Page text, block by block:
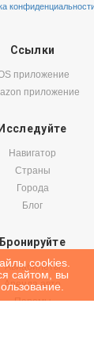
Ссылки
приложение
приложение
Исследуйте
Навигатор
Страны
Города
Блог
Бронируйте
Авиабилеты
Аренда авто
Паромы
cookies.
сайтом, вы